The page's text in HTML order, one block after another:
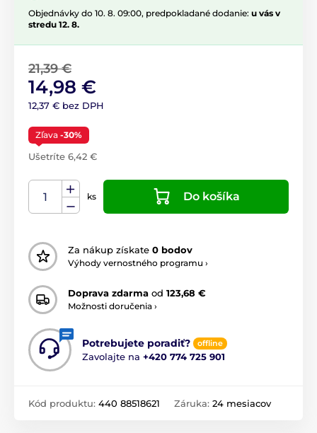
Objednávky do 10. 8. 09:00, predpokladané dodanie: u vás v
stredu 12. 8.
21,39 €
14,98 €
12,37 € bez DPH
Zľava -30%
Ušetríte 6,42 €
ks Do košíka
Za nákup získate 0 bodov
Výhody vernostného programu ›
Doprava zdarma od 123,68 €
Možnosti doručenia ›
Potrebujete poradiť? offline
Zavolajte na +420 774 725 901
Kód produktu: 440 88518621 Záruka: 24 mesiacov